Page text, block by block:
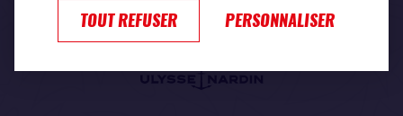
TOUT REFUSER PERSONNALISER